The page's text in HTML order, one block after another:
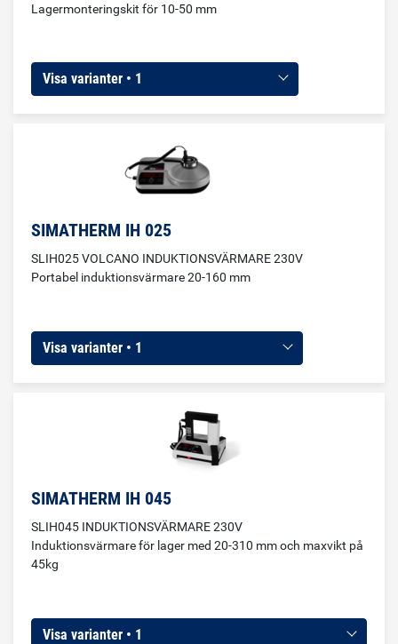
Lagermonteringskit för 10-50 mm
Visa varianter • 1
SIMATHERM IH 025
SLIH025 VOLCANO INDUKTIONSVÄRMARE 230V
Portabel induktionsvärmare 20-160 mm
Visa varianter • 1
SIMATHERM IH 045
SLIH045 INDUKTIONSVÄRMARE 230V
Induktionsvärmare för lager med 20-310 mm och maxvikt på
45kg
Visa varianter • 1